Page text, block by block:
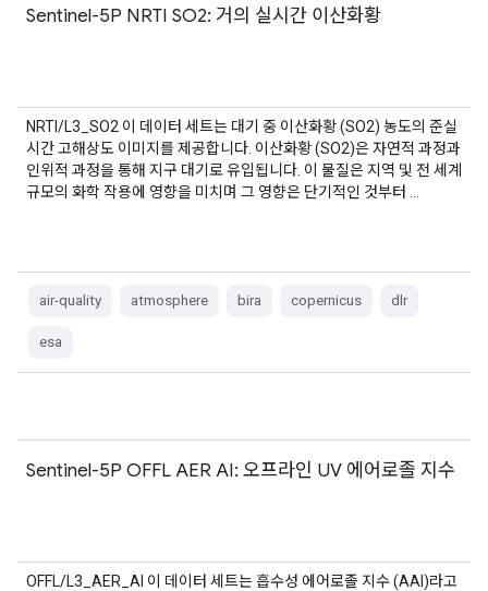
Sentinel-5P NRTI SO2: 거의 실시간 이산화황
NRTI/L3_SO2 이 데이터 세트는 대기 중 이산화황 (SO2) 농도의 준실
시간 고해상도 이미지를 제공합니다. 이산화황 (SO2)은 자연적 과정과
인위적 과정을 통해 지구 대기로 유입됩니다. 이 물질은 지역 및 전 세계
규모의 화학 작용에 영향을 미치며 그 영향은 단기적인 것부터 …
air-quality atmosphere bira copernicus dlr
esa
Sentinel-5P OFFL AER AI: 오프라인 UV 에어로졸 지수
OFFL/L3_AER_AI 이 데이터 세트는 흡수성 에어로졸 지수 (AAI)라고